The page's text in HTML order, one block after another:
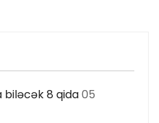
biləcək 8 qida05